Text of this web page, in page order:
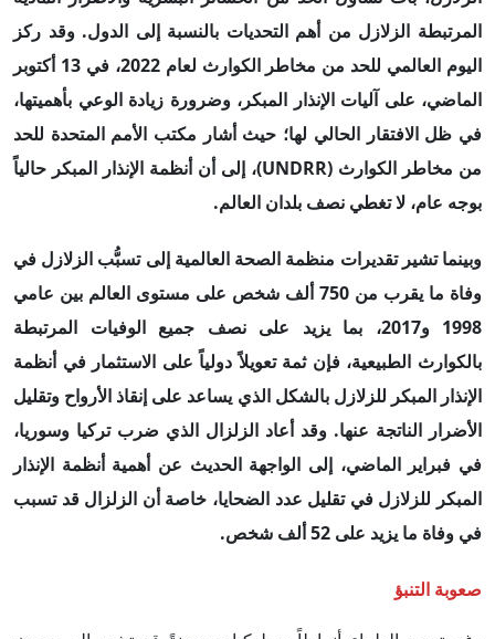
المرتبطة الزلازل من أهم التحديات بالنسبة إلى الدول. وقد ركز
اليوم العالمي للحد من مخاطر الكوارث لعام 2022، في 13 أكتوبر
الماضي، على آليات الإنذار المبكر، وضرورة زيادة الوعي بأهميتها،
في ظل الافتقار الحالي لها؛ حيث أشار مكتب الأمم المتحدة للحد
من مخاطر الكوارث (UNDRR)، إلى أن أنظمة الإنذار المبكر حالياً
بوجه عام، لا تغطي نصف بلدان العالم.
وبينما تشير تقديرات منظمة الصحة العالمية إلى تسبُّب الزلازل في
وفاة ما يقرب من 750 ألف شخص على مستوى العالم بين عامي
1998 و2017، بما يزيد على نصف جميع الوفيات المرتبطة
بالكوارث الطبيعية، فإن ثمة تعويلاً دولياً على الاستثمار في أنظمة
الإنذار المبكر للزلازل بالشكل الذي يساعد على إنقاذ الأرواح وتقليل
الأضرار الناتجة عنها. وقد أعاد الزلزال الذي ضرب تركيا وسوريا،
في فبراير الماضي، إلى الواجهة الحديث عن أهمية أنظمة الإنذار
المبكر للزلازل في تقليل عدد الضحايا، خاصة أن الزلزال قد تسبب
في وفاة ما يزيد على 52 ألف شخص.
صعوبة التنبؤ